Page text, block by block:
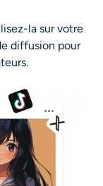
la sur votre
diffusion pour